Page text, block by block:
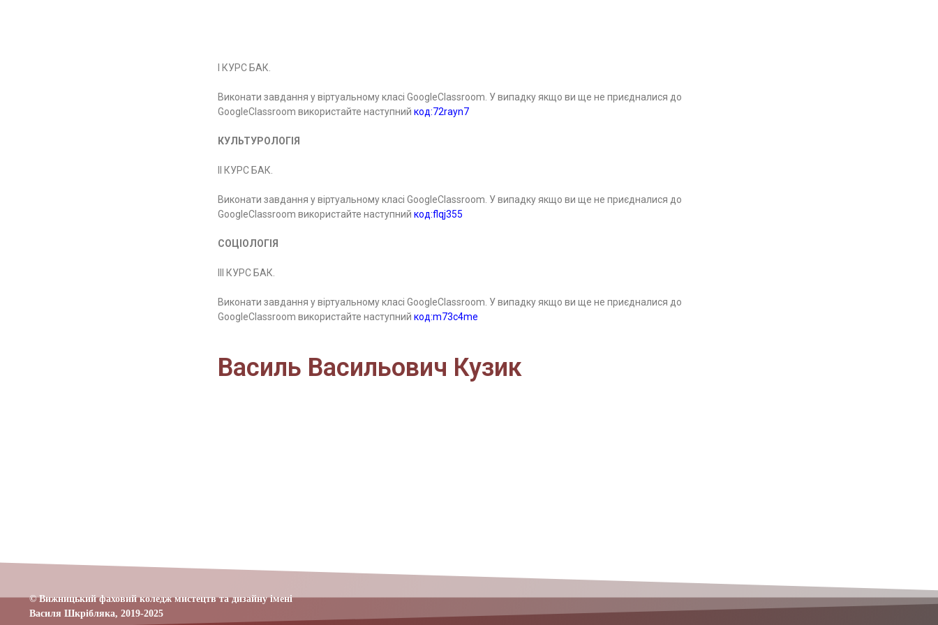
І КУРС БАК.
Виконати завдання у віртуальному класі GoogleClassroom. У випадку якщо ви ще не приєдналися до
GoogleClassroom використайте наступний код:72rayn7
КУЛЬТУРОЛОГІЯ
ІІ КУРС БАК.
Виконати завдання у віртуальному класі GoogleClassroom. У випадку якщо ви ще не приєдналися до
GoogleClassroom використайте наступний код:flqj355
СОЦІОЛОГІЯ
ІІІ КУРС БАК.
Виконати завдання у віртуальному класі GoogleClassroom. У випадку якщо ви ще не приєдналися до
GoogleClassroom використайте наступний код:m73c4me
Василь Васильович Кузик
© Вижницький фаховий коледж мистецтв та дизайну імені
Василя Шкрібляка, 2019-2025